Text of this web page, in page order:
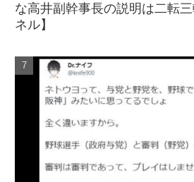
な高井副幹事長の説明は二転
ネル】